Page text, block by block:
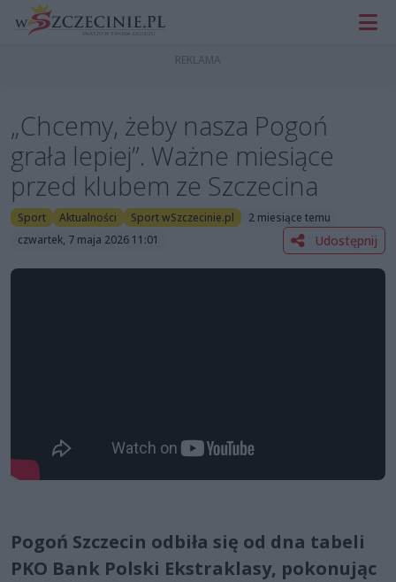
„Chcemy, żeby nasza Pogoń
grała lepiej”. Ważne miesiące
przed klubem ze Szczecina
Sport Aktualności Sport wSzczecinie.pl
2 miesiące temu
czwartek, 7 maja 2026 11:01
Udostępnij
Pogoń Szczecin odbiła się od dna tabeli
PKO Bank Polski Ekstraklasy, pokonując